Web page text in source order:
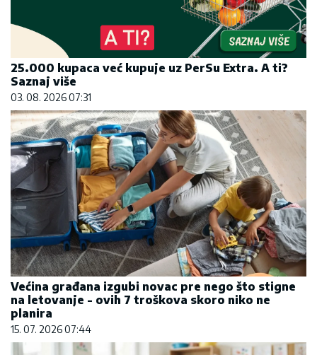
25.000 kupaca već kupuje uz PerSu Extra. A ti?
Saznaj više
03. 08. 2026 07:31
Većina građana izgubi novac pre nego što stigne
na letovanje - ovih 7 troškova skoro niko ne
planira
15. 07. 2026 07:44